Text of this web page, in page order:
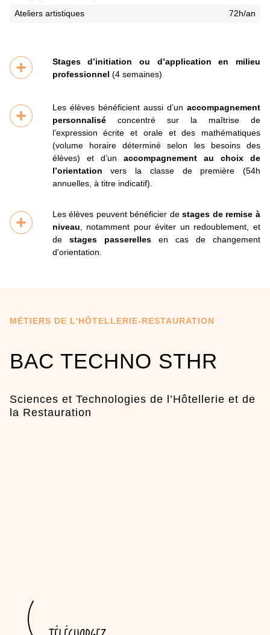
Ateliers artistiques 72h/an
Stages d’initiation ou d’application en milieu
professionnel (4 semaines)
Les élèves bénéficient aussi d’un accompagnement
personnaliséconcentré sur la maîtrise de
l’expression écrite et orale et des mathématiques
(volume horaire déterminé selon les besoins des
élèves) et d’un accompagnement au choix de
l’orientation vers la classe de première (54h
annuelles, à titre indicatif).
Les élèves peuvent bénéficier destages de remise à
niveau, notamment pour éviter un redoublement, et
de stages passerellesen cas de changement
d’orientation.
MÉTIERS DE L'HÔTELLERIE-RESTAURATION
BAC TECHNO STHR
Sciences et Technologies de l’Hôtellerie et de
la Restauration